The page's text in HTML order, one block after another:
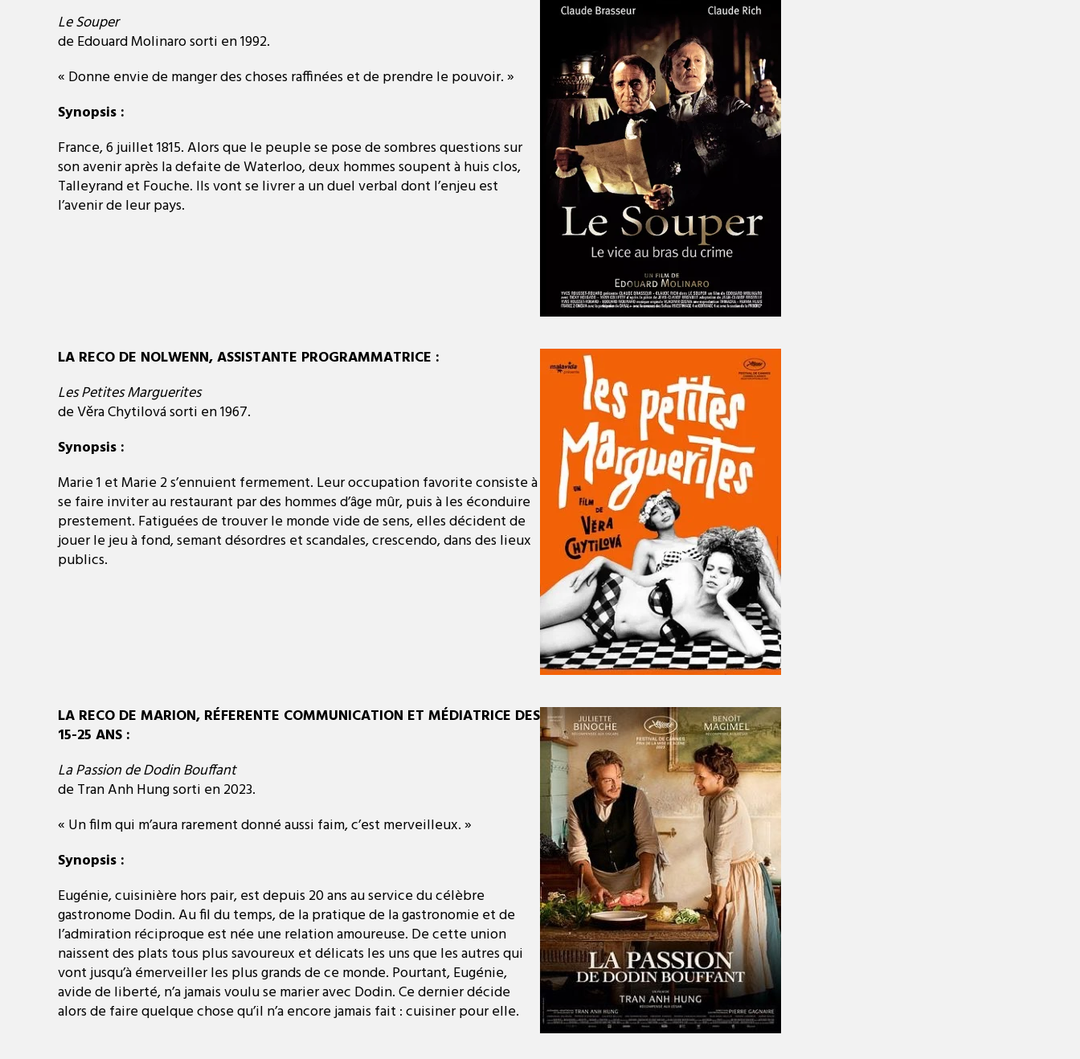
Le Souper
de Edouard Molinaro sorti en 1992.
« Donne envie de manger des choses raffinées et de prendre le pouvoir. »
Synopsis :
France, 6 juillet 1815. Alors que le peuple se pose de sombres questions sur
son avenir après la defaite de Waterloo, deux hommes soupent à huis clos,
Talleyrand et Fouche. Ils vont se livrer a un duel verbal dont l’enjeu est
l’avenir de leur pays.
LA RECO DE NOLWENN, ASSISTANTE PROGRAMMATRICE :
Les Petites Marguerites
de Věra Chytilová sorti en 1967.
Synopsis :
Marie 1 et Marie 2 s’ennuient fermement. Leur occupation favorite consiste à
se faire inviter au restaurant par des hommes d’âge mûr, puis à les éconduire
prestement. Fatiguées de trouver le monde vide de sens, elles décident de
jouer le jeu à fond, semant désordres et scandales, crescendo, dans des lieux
publics.
LA RECO DE MARION, RÉFERENTE COMMUNICATION ET MÉDIATRICE DES
15-25 ANS :
La Passion de Dodin Bouffant
de Tran Anh Hung sorti en 2023.
« Un film qui m’aura rarement donné aussi faim, c’est merveilleux. »
Synopsis :
Eugénie, cuisinière hors pair, est depuis 20 ans au service du célèbre
gastronome Dodin. Au fil du temps, de la pratique de la gastronomie et de
l’admiration réciproque est née une relation amoureuse. De cette union
naissent des plats tous plus savoureux et délicats les uns que les autres qui
vont jusqu’à émerveiller les plus grands de ce monde. Pourtant, Eugénie,
avide de liberté, n’a jamais voulu se marier avec Dodin. Ce dernier décide
alors de faire quelque chose qu’il n’a encore jamais fait : cuisiner pour elle.